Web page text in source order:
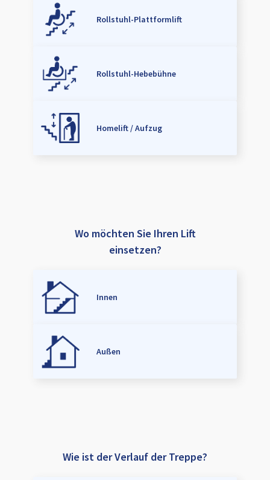
Rollstuhl-Plattformlift
Rollstuhl-Hebebühne
Homelift / Aufzug
Wo möchten Sie Ihren Lift
einsetzen?
Innen
Außen
Wie ist der Verlauf der Treppe?